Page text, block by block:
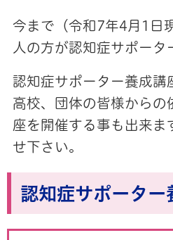
今まで（令和7年4月1日
人の方が認知症サポータ
認知症サポーター養成講
高校、団体の皆様からの
座を開催する事も出来ま
せ下さい。
認知症サポーター